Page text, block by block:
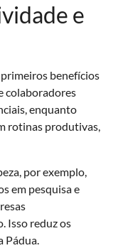
e
benefícios
colaboradores
enquanto
rotinas produtivas,
por exemplo,
em pesquisa e
Isso reduz os
Pádua.